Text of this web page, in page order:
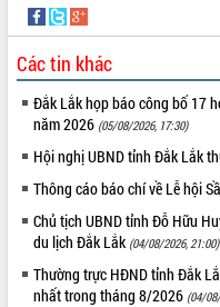
Không có file video nào để phát.
ALBUM ẢNH
LIÊN KẾT WEB
Các tin khác
Đắk Lắk họp báo công bố 17
năm 2026 (05/08/2026, 17:30)
Hội nghị UBND tỉnh Đắk Lắk
Thông cáo báo chí về Lễ hội
Chủ tịch UBND tỉnh Đỗ Hữu
du lịch Đắk Lắk (04/08/2026, 21:00)
Thường trực HĐND tỉnh Đắk
nhất trong tháng 8/2026 (04/